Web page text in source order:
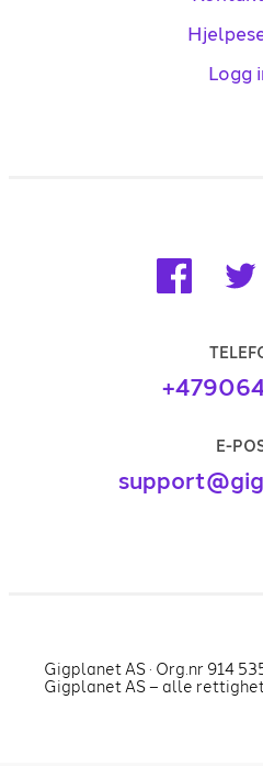
Logg
E-
Gigplanet AS · Org.nr 914
Gigplanet AS – alle